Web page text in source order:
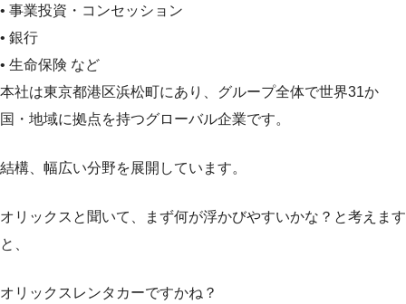
• 事業投資・コンセッション
• 銀行
• 生命保険 など
本社は東京都港区浜松町にあり、グループ全体で世界31か
国・地域に拠点を持つグローバル企業です。
結構、幅広い分野を展開しています。
オリックスと聞いて、まず何が浮かびやすいかな？と考えます
と、
オリックスレンタカーですかね？